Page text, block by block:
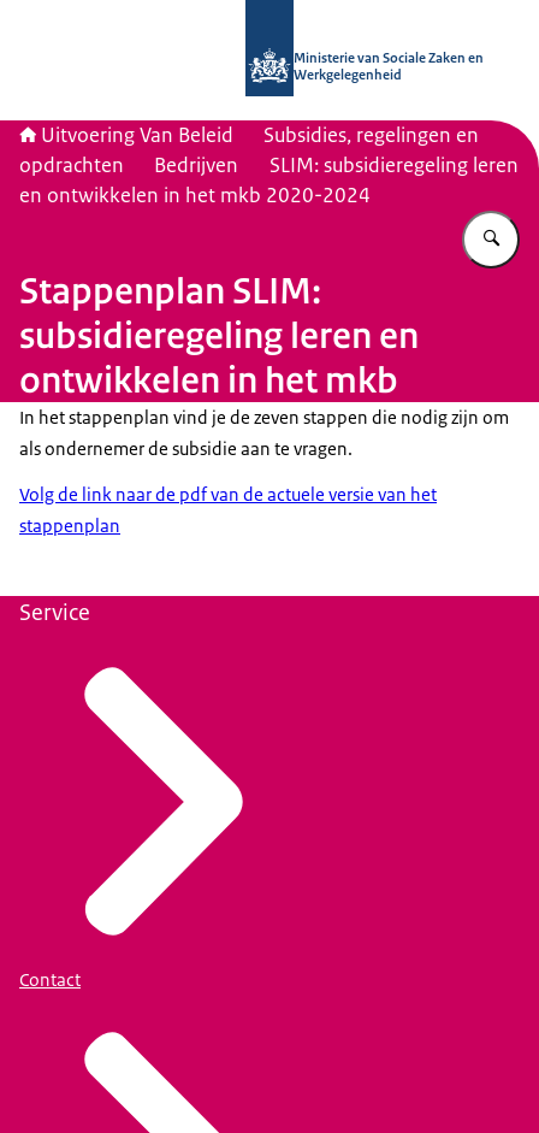
Ministerie van Sociale Zaken en
Werkgelegenheid
Uitvoering Van Beleid
Subsidies, regelingen en
opdrachten
Bedrijven
SLIM: subsidieregeling leren
en ontwikkelen in het mkb 2020-2024
Stappenplan SLIM:
subsidieregeling leren en
ontwikkelen in het mkb
In het stappenplan vind je de zeven stappen die nodig zijn om
als ondernemer de subsidie aan te vragen.
Volg de link naar de pdf van de actuele versie van het
stappenplan
Service
Contact